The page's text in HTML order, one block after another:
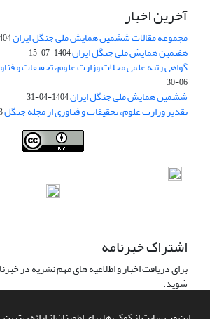
آخرین اخبار
مجموعه مقالات ششمین همایش ملی جنگل ایران08-17
هفتمین همایش ملی جنگل ایران1404-07-15
گواهی رتبه علمی مجلات وزارت علوم، تحقیقات و
06-30
ششمین همایش ملی جنگل ایران1404-04-31
تقدیر وزارت علوم، تحقیقات و فناوری از مجله جنگل
اشتراک خبرنامه
برای دریافت اخبار و اطلاعیه های مهم نشریه در
شوید.